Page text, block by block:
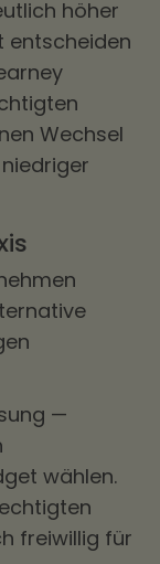
höher
entscheiden
Wechsel
—
wählen.
freiwillig für